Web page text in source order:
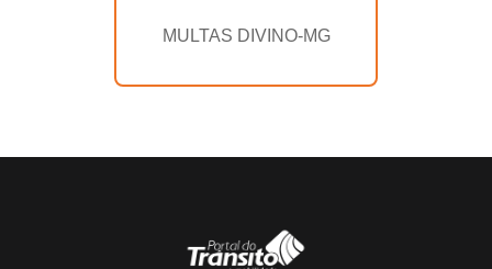
MULTAS DIVINO-MG